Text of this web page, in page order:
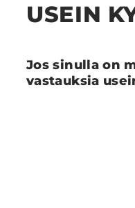
USEIN
Jos sinulla on
vastauksia